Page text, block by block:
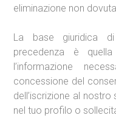
eliminazione non
La base giuridica
precedenza è
l’informazione
concessione del
dell’iscrizione al
nel tuo profilo o